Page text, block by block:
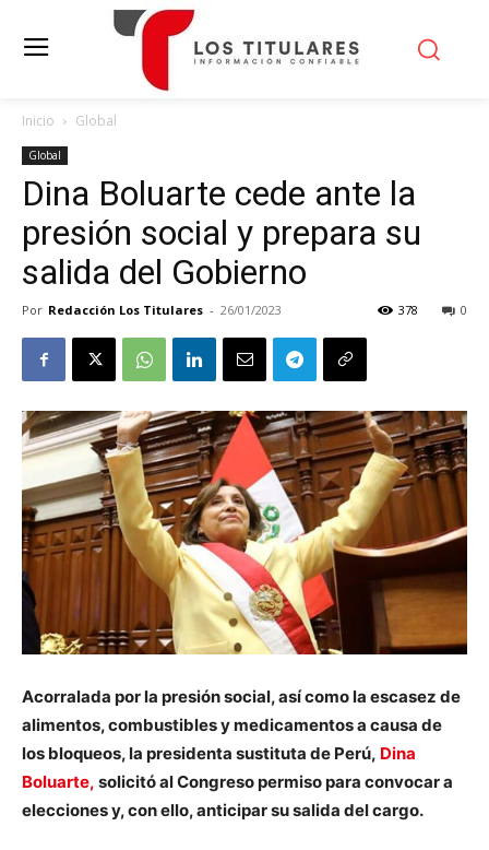
Inicio Global
Global
Dina Boluarte cede ante la
presión social y prepara su
salida del Gobierno
Por Redacción Los Titulares - 26/01/2023 0
378
Acorralada por la presión social, así como la escasez de
alimentos, combustibles y medicamentos a causa de
los bloqueos, la presidenta sustituta de Perú, Dina
Boluarte, solicitó al Congreso permiso para convocar a
elecciones y, con ello, anticipar su salida del cargo.